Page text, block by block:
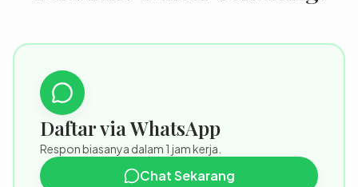
Daftar via WhatsApp
Respon biasanya dalam 1 jam kerja.
Chat Sekarang